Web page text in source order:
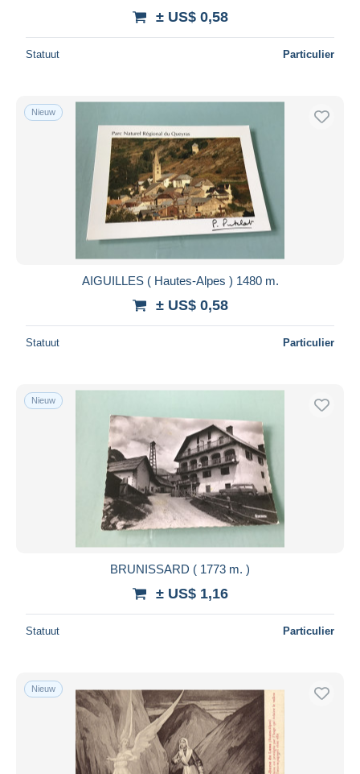
± US$ 0,58
Statuut Particulier
Nieuw
AIGUILLES ( Hautes-Alpes ) 1480 m.
± US$ 0,58
Statuut Particulier
Nieuw
BRUNISSARD ( 1773 m. )
± US$ 1,16
Statuut Particulier
Nieuw